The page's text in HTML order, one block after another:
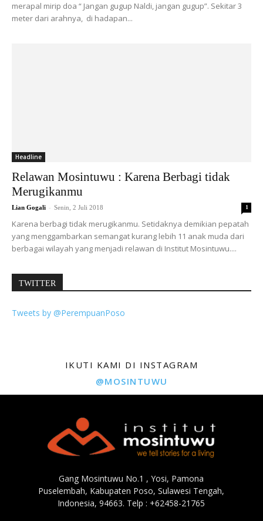
merapal mirip doa “ Jangan gugup Naldi, jangan gugup”. Sekitar 3
meter dari arahnya, di hadapan...
Headline
Relawan Mosintuwu : Karena Berbagi tidak
Merugikanmu
Lian Gogali - Senin, 2 Juli 2018 1
Karena berbagi tidak merugikanmu. Setidaknya demikian pepatah
yang menggambarkan semangat kurang lebih 11 anak muda dari
berbagai wilayah yang menjadi relawan di Institut Mosintuwu....
TWITTER
Tweets by @PerempuanPoso
IKUTI KAMI DI INSTAGRAM
@MOSINTUWU
Gang Mosintuwu No.1 , Yosi, Pamona
Puselembah, Kabupaten Poso, Sulawesi Tengah,
Indonesia, 94663. Telp : +62458-21765